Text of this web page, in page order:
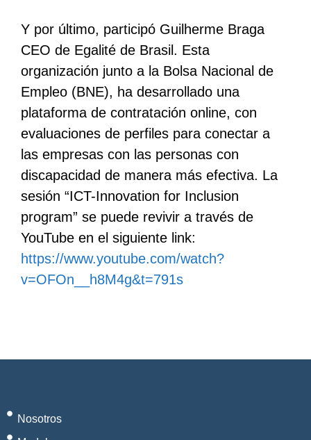
Y por último, participó Guilherme Braga
CEO de Egalité de Brasil. Esta
organización junto a la Bolsa Nacional de
Empleo (BNE), ha desarrollado una
plataforma de contratación online, con
evaluaciones de perfiles para conectar a
las empresas con las personas con
discapacidad de manera más efectiva. La
sesión “ICT-Innovation for Inclusion
program” se puede revivir a través de
YouTube en el siguiente link:
https://www.youtube.com/watch?
v=OFOn__h8M4g&t=791s
Nosotros